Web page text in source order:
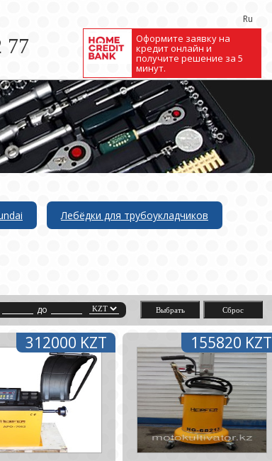
77
Ru
Оформите заявку на
кредит онлайн и
получите решение за 5
минут.
Лебёдки для трубоукладчиков
до
312000 KZT 155820 KZT